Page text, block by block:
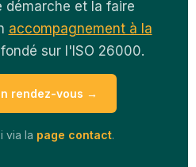
et la faire
accompagnement à la
fondé sur l'ISO 26000.
rendez-vous →
via la page contact.